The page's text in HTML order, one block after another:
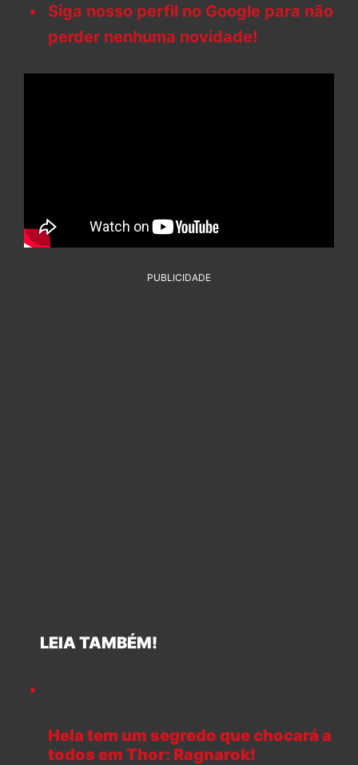
Siga nosso perfil no Google para não
perder nenhuma novidade!
PUBLICIDADE
LEIA TAMBÉM!
Hela tem um segredo que chocará a
todos em Thor: Ragnarok!